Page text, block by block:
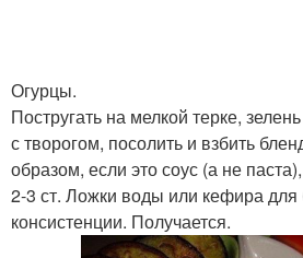
Огурцы.
Постругать на мелкой терке,
с творогом, посолить и взбить
образом, если это соус (а не
2-3 ст. Ложки воды или кефира для
консистенции. Получается.